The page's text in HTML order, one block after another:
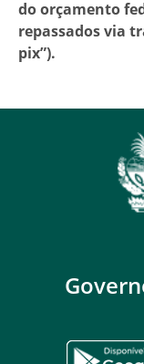
do orçamento
repassados via
pix”).